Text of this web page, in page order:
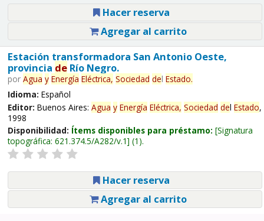
Hacer reserva
Agregar al carrito
Estación transformadora San Antonio Oeste,
provincia deRío Negro.
por Agua y Energía Eléctrica, Sociedad del Estado.
Idioma: Español
Editor: Buenos Aires: Agua y Energía Eléctrica, Sociedad del Estado,
1998
Disponibilidad: Ítems disponibles para préstamo: Signatura
topográfica: 621.374.5/A282/v.1 (1).
Hacer reserva
Agregar al carrito